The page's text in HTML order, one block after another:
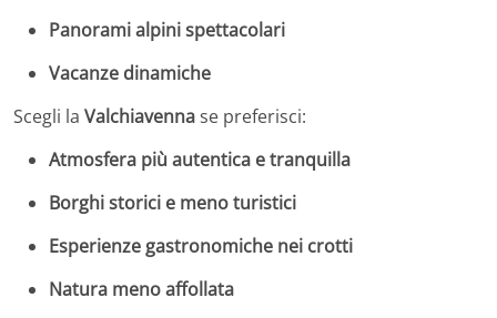
Panorami alpini spettacolari
Vacanze dinamiche
Scegli la Valchiavennase preferisci:
Atmosfera più autentica e tranquilla
Borghi storici e meno turistici
Esperienze gastronomiche nei crotti
Natura meno affollata